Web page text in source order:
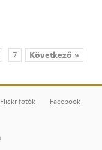
7 Következő »
Flickr fotók
Facebook